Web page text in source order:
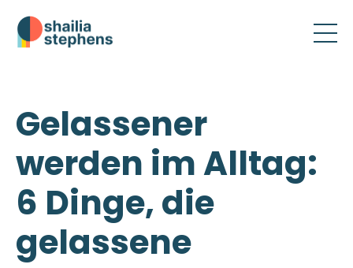
Gelassener
werden im Alltag:
6 Dinge, die
gelassene